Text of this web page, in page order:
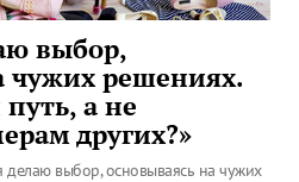
выбор,
чужих решениях.
а не
других?»
делаю выбор, основываясь на чужих